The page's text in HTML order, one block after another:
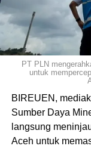
PT PLN
untuk
BIREUEN,
Sumber Daya
langsung
Aceh untuk